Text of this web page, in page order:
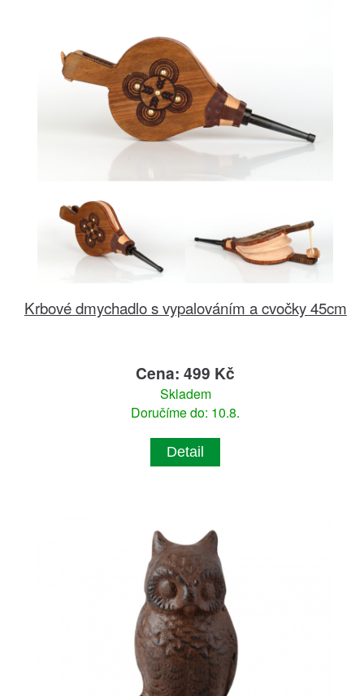
Krbové dmychadlo s vypalováním a cvočky 45cm
Cena: 499 Kč
Skladem
Doručíme do: 10.8.
Detail